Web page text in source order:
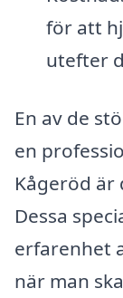
för att
utefter
En av de
en
Kågeröd är
Dessa
erfarenhet
när man